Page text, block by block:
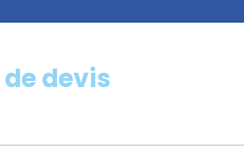
de devis